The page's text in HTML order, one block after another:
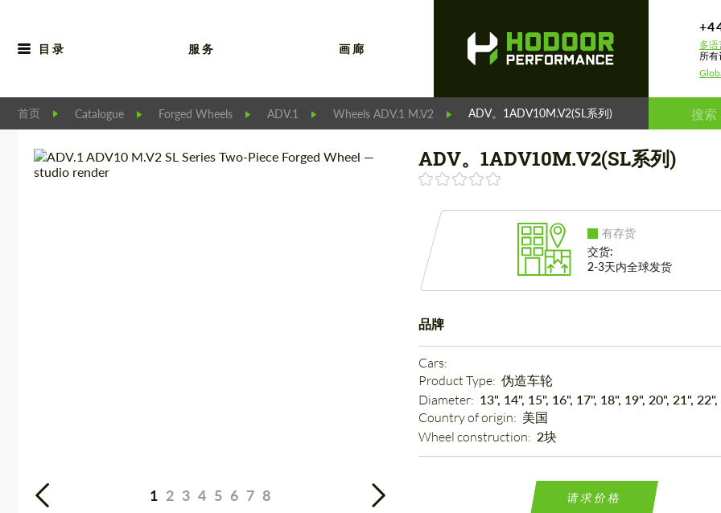
目录 服务 画廊
多
所
首页 Catalogue Forged Wheels ADV.1 Wheels ADV.1 M.V2 ADV。1ADV10M.V2(SL系列)
1 2 3 4 5 6 7 8
ADV。1ADV10M.V2(SL系列)
有存货
交货:
2-3天内全球发货
品牌
Cars:
Product Type: 伪造车轮
Diameter: 13", 14", 15", 16", 17", 18", 19", 20", 21",
Country of origin: 美国
Wheel construction: 2块
请求价格